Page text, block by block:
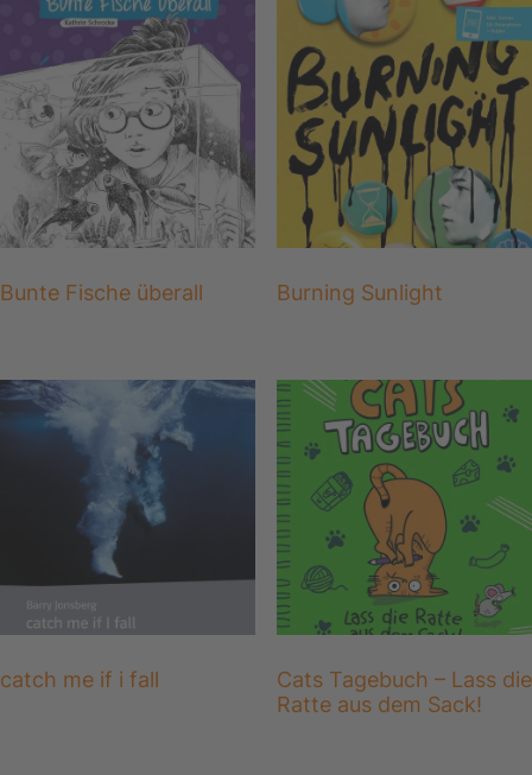
Bunte Fische überall Burning Sunlight
catch me if i fall
Cats Tagebuch – Lass die
Ratte aus dem Sack!